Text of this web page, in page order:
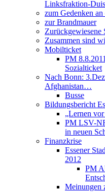
Linksfraktion-
zum Gedenken
zur Brandmauer
Zurückgewiesene
Zusammen sind
Mobilticket
PM
Sozialticket
Nach Bonn:
Afghanistan…
Busse
Bildungsbericht
„Lernen
PM LSV-
in neuen
Finanzkrise
Essener
2012
PM
Meinungen